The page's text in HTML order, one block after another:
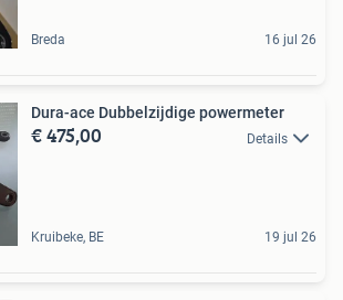
Breda 16 jul 26
Dura-ace Dubbelzijdige powermeter
€ 475,00 Details
Kruibeke, BE 19 jul 26